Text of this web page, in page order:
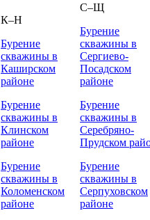
К–Н
Бурение
скважины в
Каширском
районе
Бурение
скважины в
Клинском
районе
Бурение
скважины в
Коломенском
районе
С–Щ
Бурение
скважины в
Сергиево-
Посадском
районе
Бурение
скважины в
Серебряно-
Прудском
Бурение
скважины в
Серпуховском
районе